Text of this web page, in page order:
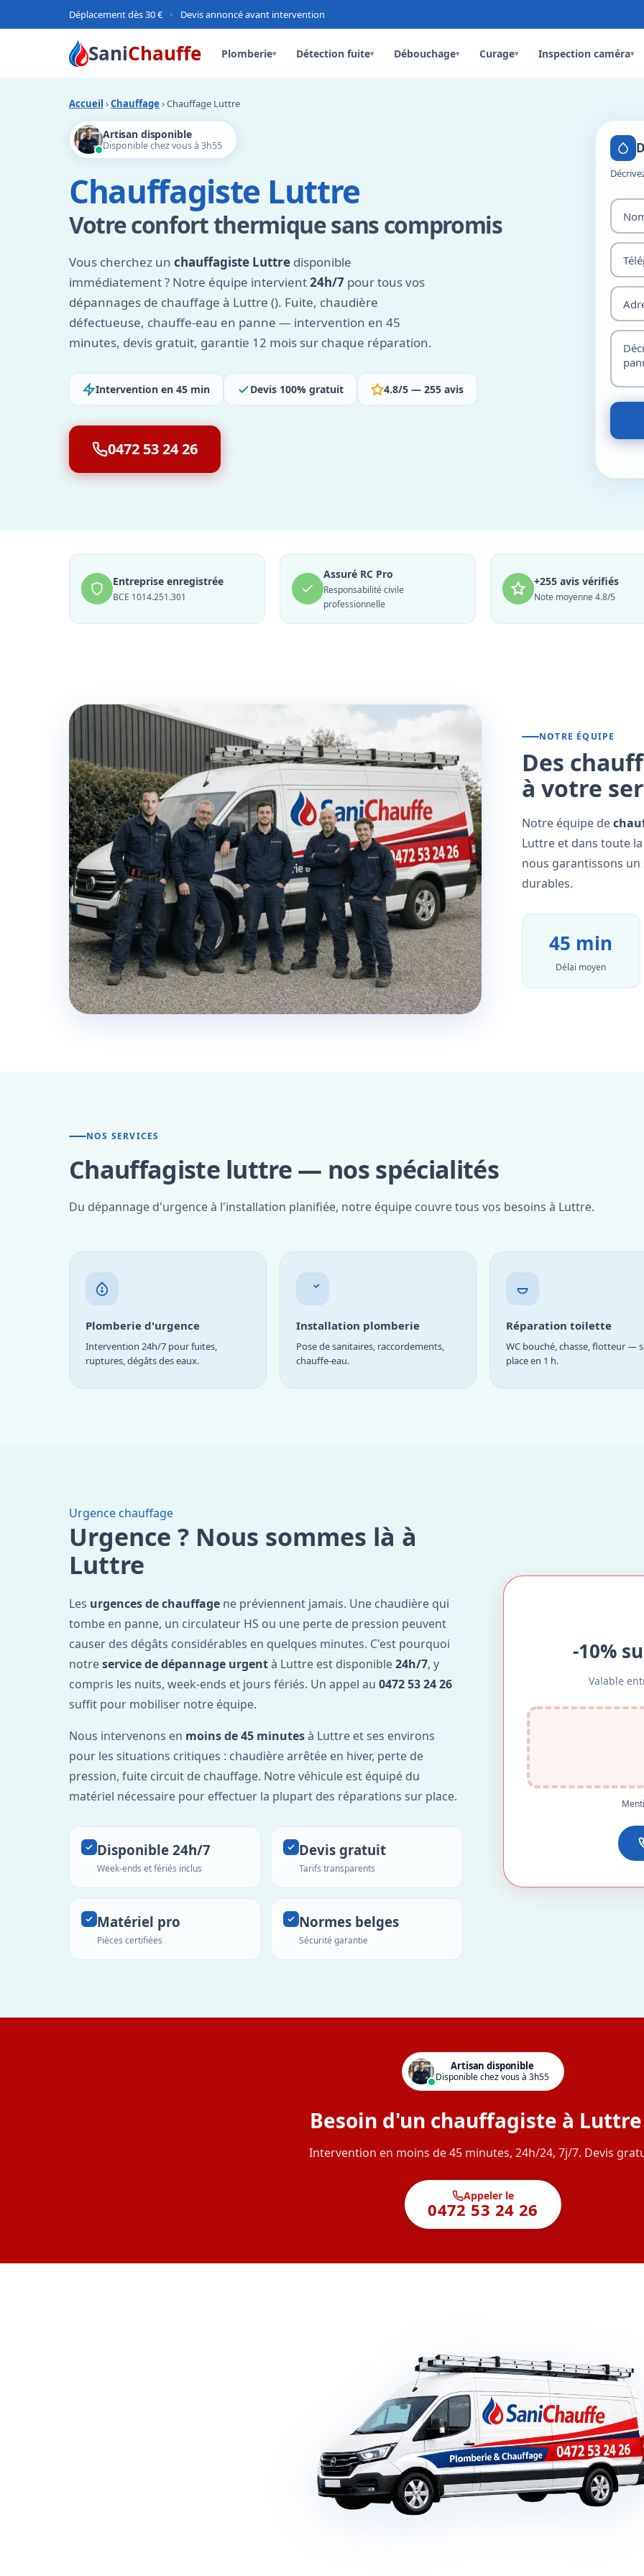
Déplacement dès 30 € • Devis annoncé avant intervention
SaniChauffe Plomberie▾ Détection fuite▾ Débouchage▾ Curage▾ Inspection caméra▾
Accueil ›Chauffage › Chauffage Luttre
Artisan disponible
Disponible chez vous à 3h55
Chauffagiste Luttre
Votre confort thermique sans compromis
Vous cherchez un chauffagiste Luttre disponible
immédiatement ? Notre équipe intervient24h/7 pour tous vos
dépannages de chauffage à Luttre (). Fuite, chaudière
défectueuse, chauffe-eau en panne — intervention en 45
minutes, devis gratuit, garantie 12 mois sur chaque réparation.
Intervention en 45 min Devis 100% gratuit 4.8/5 — 255 avis
0472 53 24 26
Entreprise enregistrée
BCE 1014.251.301
Assuré RC Pro
Responsabilité civile
professionnelle
+255 avis vérifiés
Note moyenne 4.8/5
NOTRE ÉQUIPE
Des
à votre
Notre équipe de
Luttre et dans toute
nous garantissons
durables.
45 min
Délai moyen
NOS SERVICES
Chauffagiste luttre — nos spécialités
Du dépannage d'urgence à l'installation planifiée, notre équipe couvre tous vos besoins à Luttre.
Plomberie d'urgence
Intervention 24h/7 pour fuites,
ruptures, dégâts des eaux.
Installation plomberie
Pose de sanitaires, raccordements,
chauffe-eau.
Réparation toilette
WC bouché, chasse, flotteur —
place en 1 h.
Urgence chauffage
Urgence ? Nous sommes là à
Luttre
Les urgences de chauffage ne préviennent jamais. Une chaudière qui
tombe en panne, un circulateur HS ou une perte de pression peuvent
causer des dégâts considérables en quelques minutes. C'est pourquoi
notreservice de dépannage urgentà Luttre est disponible24h/7, y
compris les nuits, week-ends et jours fériés. Un appel au 0472 53 24 26
suffit pour mobiliser notre équipe.
Nous intervenons en moins de 45 minutesà Luttre et ses environs
pour les situations critiques : chaudière arrêtée en hiver, perte de
pression, fuite circuit de chauffage. Notre véhicule est équipé du
matériel nécessaire pour effectuer la plupart des réparations sur place.
Disponible 24h/7
Week-ends et fériés inclus
Devis gratuit
Tarifs transparents
Matériel pro
Pièces certifiées
Normes belges
Sécurité garantie
-10%
Valable
Artisan disponible
Disponible chez vous à 3h55
Besoin d'un chauffagiste à Luttre
Intervention en moins de 45 minutes, 24h/24, 7j/7. Devis
Appeler le
0472 53 24 26